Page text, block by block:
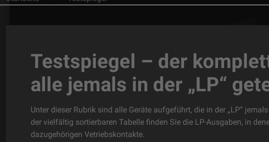
Testspiegel – der
alle jemals in der „LP“
Unter dieser Rubrik sind alle Geräte aufgeführt, die in der „LP“
der vielfältig sortierbaren Tabelle finden Sie die LP-Ausgaben, in
dazugehörigen Vetriebskontakte.